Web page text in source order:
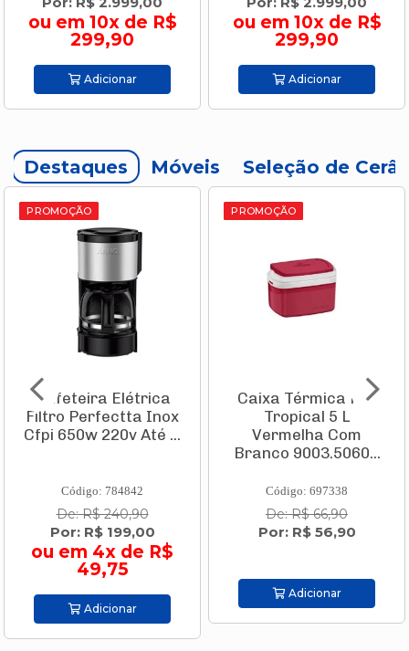
ou em 10x de R$
299,90
Adicionar
ou em 10x de R$
299,90
Adicionar
Destaques Móveis Seleção de
PROMOÇÃO
Cafeteira Elétrica
Filtro Perfectta Inox
Cfpi 650w 220v Até ...
Código: 784842
De: R$ 240,90
Por: R$ 199,00
ou em 4x de R$
49,75
Adicionar
PROMOÇÃO
Caixa Térmica Pvc
Tropical 5 L
Vermelha Com
Branco 9003.5060...
Código: 697338
De: R$ 66,90
Por: R$ 56,90
Adicionar